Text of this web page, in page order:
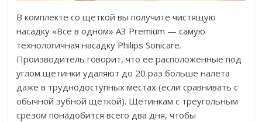
В комплекте со щеткой вы получите чистящую
насадку «Все в одном» A3 Premium — самую
технологичная насадку Philips Sonicare.
Производитель говорит, что ее расположенные под
углом щетинки удаляют до 20 раз больше налета
даже в труднодоступных местах (если сравнивать с
обычной зубной щеткой). Щетинкам с треугольным
срезом понадобится всего два дня, чтобы